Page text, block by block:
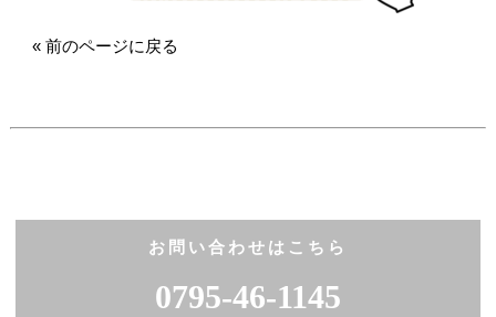
« 前のページに戻る
お問い合わせはこちら
0795-46-1145